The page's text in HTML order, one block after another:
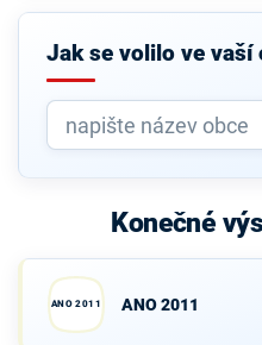
Jak se volilo ve vaší
Konečné
ANO 2011 ANO 2011